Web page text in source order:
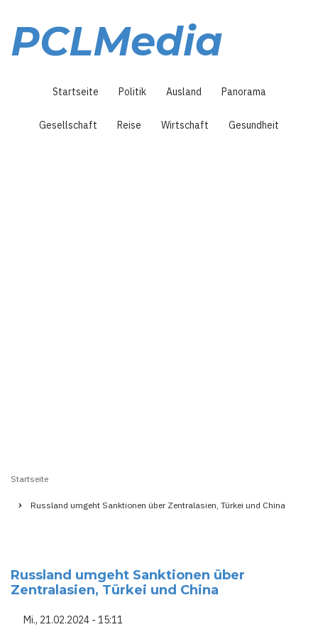
Inhalt
PCLMedia
Startseite Politik Ausland Panorama
Gesellschaft Reise Wirtschaft Gesundheit
Startseite
Russland umgeht Sanktionen über Zentralasien, Türkei und China
Russland umgeht Sanktionen über
Zentralasien, Türkei und China
Mi., 21.02.2024 - 15:11